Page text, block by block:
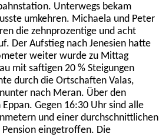
Unterwegs bekam
umkehren. Michaela und Peter
die zehnprozentige und acht
Der Aufstieg nach Jenesien hatte
weiter wurde zu Mittag
mit saftigen 20 % Steigungen
durch die Ortschaften Valas,
nach Meran. Über den
Gegen 16:30 Uhr sind alle
und einer durchschnittlichen
eingetroffen. Die